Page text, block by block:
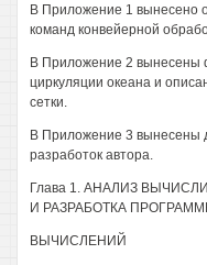
В Приложение 1 вынесено
команд конвейерной
В Приложение 2 вынесены
циркуляции океана и
сетки.
В Приложение 3 вынесены
разработок автора.
Глава 1. АНАЛИЗ
И РАЗРАБОТКА
ВЫЧИСЛЕНИЙ